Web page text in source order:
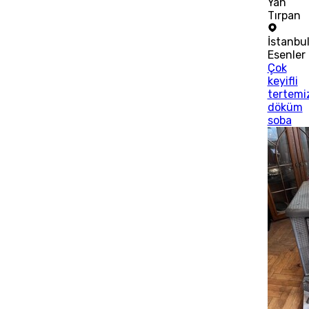
Yan
Tırpan
İstanbul
Esenler
Çok
keyifli
döküm
soba